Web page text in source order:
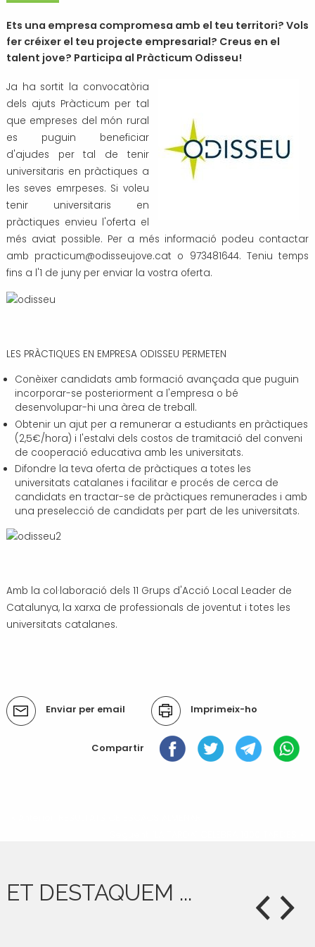
Ets una empresa compromesa amb el teu territori? Vols
fer créixer el teu projecte empresarial? Creus en el
talent jove? Participa al Pràcticum Odisseu!
Ja ha sortit la convocatòria
dels ajuts Pràcticum per tal
que empreses del món rural
es puguin beneficiar
d'ajudes per tal de tenir
universitaris en pràctiques a
les seves emrpeses. Si voleu
tenir universitaris en
pràctiques envieu l'oferta el
més aviat possible. Per a més informació podeu contactar
amb practicum@odisseujove.cat o 973481644. Teniu temps
fins a l'1 de juny per enviar la vostra oferta.
LES PRÀCTIQUES EN EMPRESA ODISSEU PERMETEN
Conèixer candidats amb formació avançada que puguin
incorporar-se posteriorment a l'empresa o bé
desenvolupar-hi una àrea de treball.
Obtenir un ajut per a remunerar a estudiants en pràctiques
(2,5€/hora) i l'estalvi dels costos de tramitació del conveni
de cooperació educativa amb les universitats.
Difondre la teva oferta de pràctiques a totes les
universitats catalanes i facilitar e procés de cerca de
candidats en tractar-se de pràctiques remunerades i amb
una preselecció de candidats per part de les universitats.
Amb la col·laboració dels 11 Grups d'Acció Local Leader de
Catalunya, la xarxa de professionals de joventut i totes les
universitats catalanes.
Accions
del
Enviar per email Imprimeix-ho
Compartir
ET DESTAQUEM ...